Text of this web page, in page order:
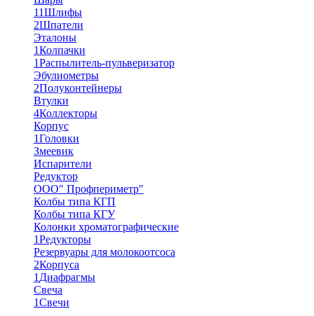
11Шлифы
2Шпатели
Эталоны
1Колпачки
1Распылитель-пульверизатор
Эбулиометры
2Полуконтейнеры
Втулки
4Коллекторы
Корпус
1Головки
Змеевик
Испарители
Редуктор
ООО" Профпериметр"
Колбы типа КГП
Колбы типа КГУ
Колонки хроматографические
1Редукторы
Резервуары для молокоотсоса
2Корпуса
1 Диафрагмы
Свеча
1Свечи